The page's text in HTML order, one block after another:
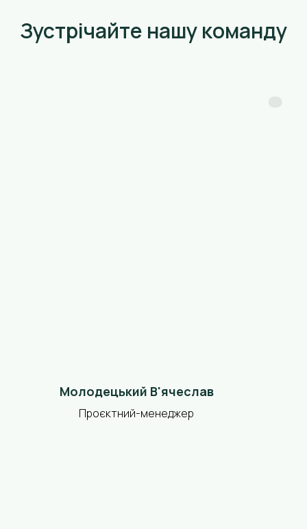
Зустрічайте нашу команду
Молодецький В'ячеслав
Проєктний-менеджер